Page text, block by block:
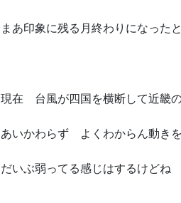
まあ印象に残る月終わりになった
現在 台風が四国を横断して近畿
あいかわらず よくわからん動き
だいぶ弱ってる感じはするけどね